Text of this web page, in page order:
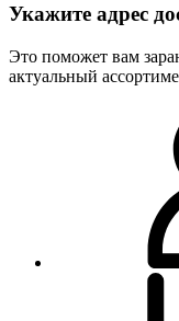
Укажите адрес
Это поможет вам
актуальный